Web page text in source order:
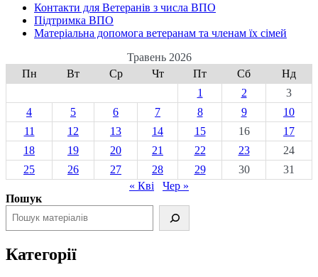
Контакти для Ветеранів з числа ВПО
Підтримка ВПО
Матеріальна допомога ветеранам та членам їх сімей
Травень 2026
Пн
Вт Ср Чт Пт Сб
Нд
1
2
3
4
5 6 7 8 9
10
11
12 13 14 15 16
17
18
19 20 21 22 23
24
25
26 27 28 29 30
31
« Кві
Чер »
Пошук
Категорії